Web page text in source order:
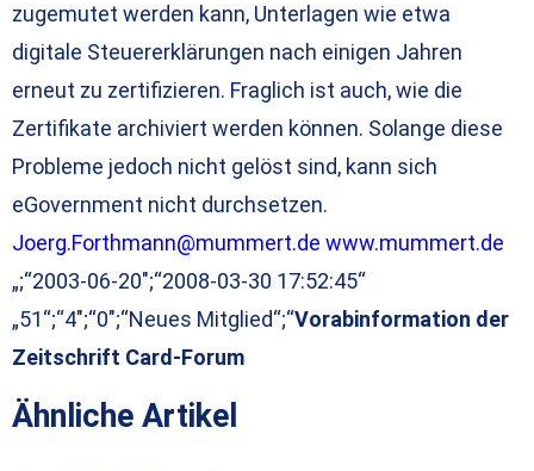
zugemutet werden kann, Unterlagen wie etwa
digitale Steuererklärungen nach einigen Jahren
erneut zu zertifizieren. Fraglich ist auch, wie die
Zertifikate archiviert werden können. Solange diese
Probleme jedoch nicht gelöst sind, kann sich
eGovernment nicht durchsetzen.
Joerg.Forthmann@mummert.de www.mummert.de
„;“2003-06-20″;“2008-03-30 17:52:45“
„51“;“4″;“0″;“Neues Mitglied“;“Vorabinformation der
Zeitschrift Card-Forum
Ähnliche Artikel